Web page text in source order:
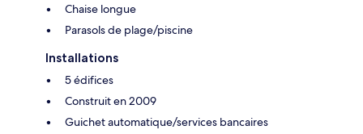
Chaise longue
Parasols de plage/piscine
Installations
5 édifices
Construit en 2009
Guichet automatique/services bancaires